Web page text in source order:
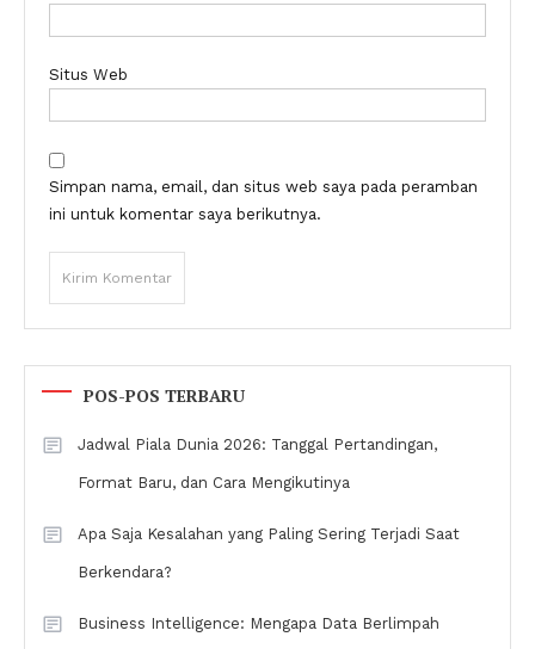
Situs Web
Simpan nama, email, dan situs web saya pada peramban
ini untuk komentar saya berikutnya.
POS-POS TERBARU
Jadwal Piala Dunia 2026: Tanggal Pertandingan,
Format Baru, dan Cara Mengikutinya
Apa Saja Kesalahan yang Paling Sering Terjadi Saat
Berkendara?
Business Intelligence: Mengapa Data Berlimpah